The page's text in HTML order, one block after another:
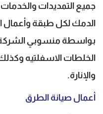
جميع التمديدات والخدمات
الدمك لكل طبقة وأعمال
بواسطة منسوبي
الخلطات الاسفلتيه
والإنارة.
أعمال صيانة الطرق